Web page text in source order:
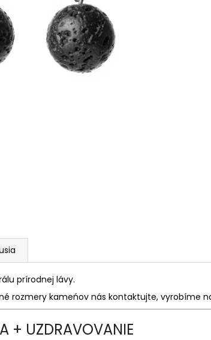
prírodnej lávy.
rozmery kameńov nás kontaktujte, vyrobíme
+ UZDRAVOVANIE
VYKLADANOU ZIRKONMI V
PREVEDENÍ
€17